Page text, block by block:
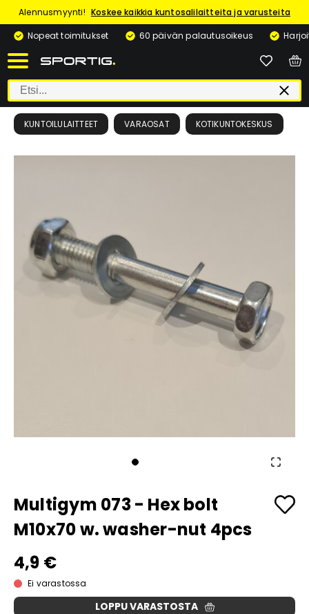
Alennusmyynti! Koskee kaikkia kuntosalilaitteita ja varusteita
Nopeat toimitukset
60 päivän palautusoikeus
KUNTOILULAITTEET VARAOSAT KOTIKUNTOKESKUS
Multigym 073 - Hex bolt
M10x70 w. washer-nut 4pcs
4,9 €
Ei varastossa
LOPPU VARASTOSTA